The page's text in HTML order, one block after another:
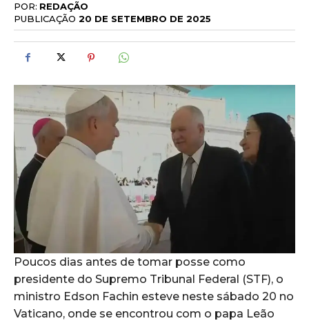
POR: REDAÇÃO
PUBLICAÇÃO 20 DE SETEMBRO DE 2025
Poucos dias antes de tomar posse como
presidente do Supremo Tribunal Federal (STF), o
ministro Edson Fachin esteve neste sábado 20 no
Vaticano, onde se encontrou com o papa Leão